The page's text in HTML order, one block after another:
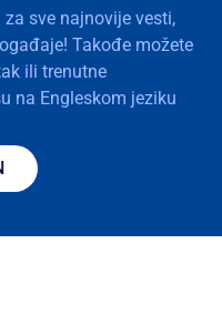
sve najnovije vesti,
Takođe možete
ili trenutne
na Engleskom jeziku